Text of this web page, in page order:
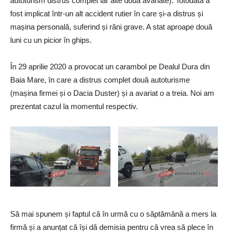
fost implicat într-un alt accident rutier în care și-a distrus și
mașina personală, suferind și răni grave. A stat aproape două
luni cu un picior în ghips.
În 29 aprilie 2020 a provocat un carambol pe Dealul Dura din
Baia Mare, în care a distrus complet două autoturisme
(mașina firmei și o Dacia Duster) și a avariat o a treia. Noi am
prezentat cazul la momentul respectiv.
Să mai spunem și faptul că în urmă cu o săptămână a mers la
firmă și a anunțat că își dă demisia pentru că vrea să plece în